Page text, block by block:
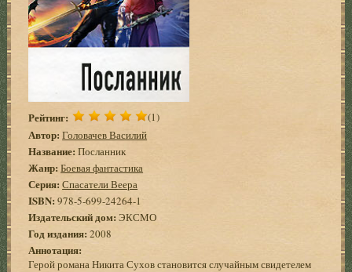
Рейтинг: (1)
Автор: Головачев Василий
Название: Посланник
Жанр: Боевая фантастика
Серия: Спасатели Веера
ISBN:978-5-699-24264-1
Издательский дом: ЭКСМО
Год издания: 2008
Аннотация:
Герой романа Никита Сухов становится случайным свидетелем